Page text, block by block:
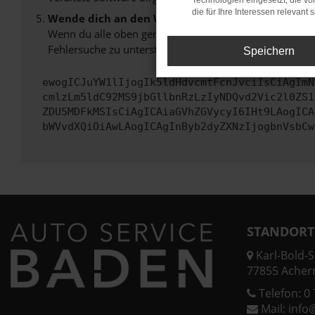
Wende dich an den Webseitenbetreiber.
Wenn du alle oben genannten Schritte versucht hast,
Fehlersuche zu unterstützen:
Karl-Bold-
77855
Telefon: 0
Mail:
die für Ihre Interessen relevant
Speichern